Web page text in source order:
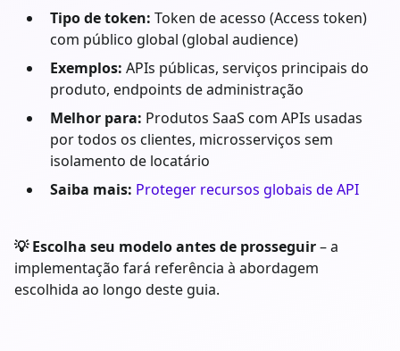
Tipo de token: Token de acesso (Access token)
com público global (global audience)
Exemplos: APIs públicas, serviços principais do
produto, endpoints de administração
Melhor para: Produtos SaaS com APIs usadas
por todos os clientes, microsserviços sem
isolamento de locatário
Saiba mais: Proteger recursos globais de API
💡 Escolha seu modelo antes de prosseguir– a
implementação fará referência à abordagem
escolhida ao longo deste guia.